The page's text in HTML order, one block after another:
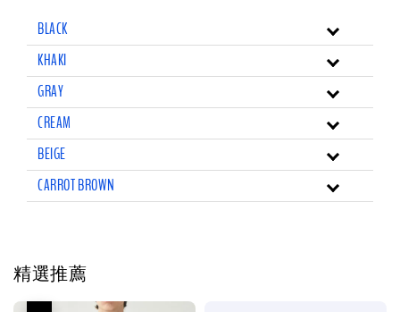
BLACK
KHAKI
GRAY
CREAM
BEIGE
CARROT BROWN
精選推薦